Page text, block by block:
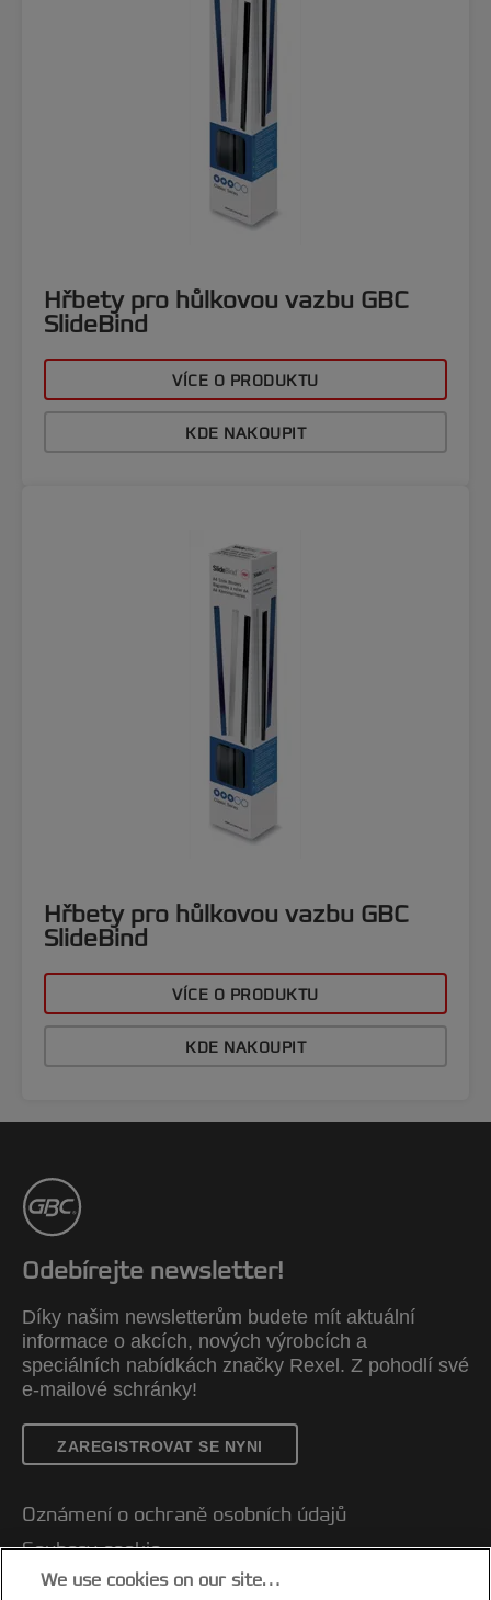
Hřbety pro hůlkovou vazbu GBC
SlideBind
VÍCE O PRODUKTU
KDE NAKOUPIT
Hřbety pro hůlkovou vazbu GBC
SlideBind
VÍCE O PRODUKTU
KDE NAKOUPIT
Odebírejte newsletter!
Díky našim newsletterům budete mít aktuální
informace o akcích, nových výrobcích a
speciálních nabídkách značky Rexel. Z pohodlí své
e-mailové schránky!
ZAREGISTROVAT SE NYNI
Oznámení o ochraně osobních údajů
Soubory cookie
Právní upozornění
We use cookies on our site…